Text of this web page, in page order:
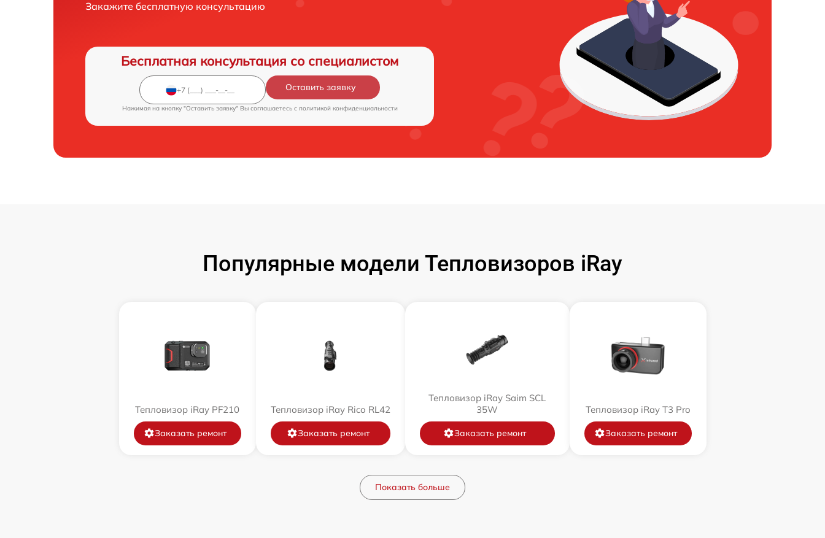
Закажите бесплатную консультацию
Бесплатная консультация со специалистом
Оставить заявку
Нажимая на кнопку "Оставить заявку" Вы соглашаетесь c политикой конфиденциальности
Популярные модели Тепловизоров iRay
Тепловизор iRay PF210
Заказать ремонт
Тепловизор iRay Rico RL42
Заказать ремонт
Тепловизор iRay Saim SCL
35W
Заказать ремонт
Тепловизор iRay T3 Pro
Заказать ремонт
Показать больше